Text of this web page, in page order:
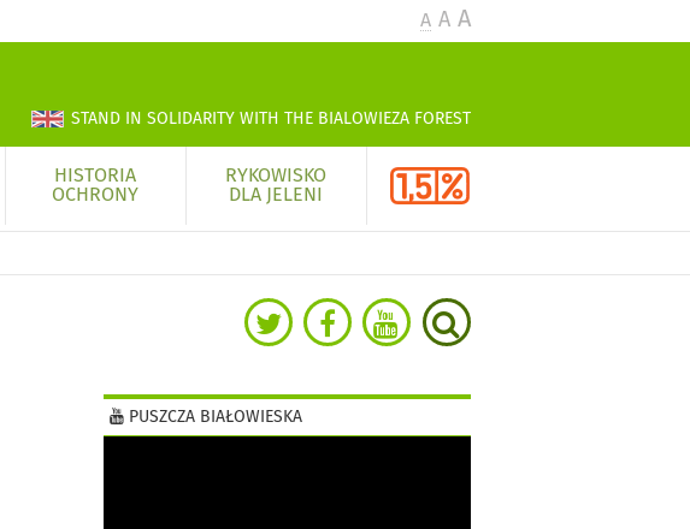
A A A
STAND IN SOLIDARITY WITH THE BIALOWIEZA FOREST
HISTORIA
OCHRONY
RYKOWISKO
DLA JELENI
PUSZCZA BIAŁOWIESKA